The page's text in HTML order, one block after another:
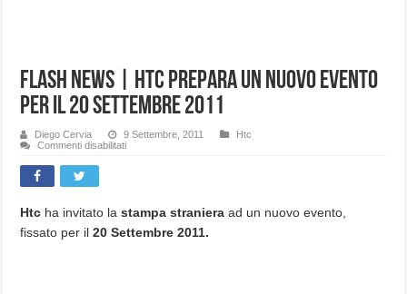
Flash News | Htc prepara un nuovo evento
per il 20 Settembre 2011
Diego Cervia 9 Settembre, 2011
Htc
Commenti disabilitatisu
un
nuovo
evento
Htc ha invitato lastampa straniera ad un nuovo evento,
fissato per il20 Settembre 2011.